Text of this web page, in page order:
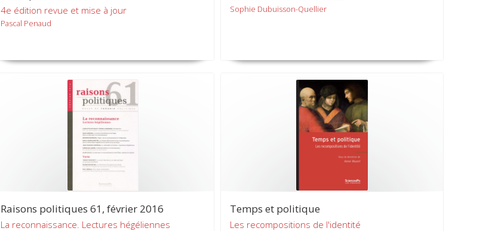
4e édition revue et mise à jour
Pascal Penaud
Sophie Dubuisson-Quellier
Raisons politiques 61, février 2016
La reconnaissance. Lectures hégéliennes
Temps et politique
Les recompositions de l'identité